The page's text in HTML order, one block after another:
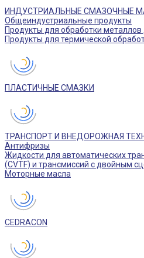
ИНДУСТРИАЛЬНЫЕ СМАЗОЧНЫЕ
Общеиндустриальные продукты
Продукты для обработки
Продукты для термической
ПЛАСТИЧНЫЕ СМАЗКИ
ТРАНСПОРТ И ВНЕДОРОЖНАЯ
Антифризы
Жидкости для автоматических
(CVTF) и трансмиссий с двойным
Моторные масла
CEDRACON